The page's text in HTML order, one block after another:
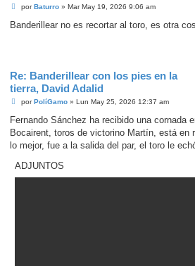
M
n
porBaturro» Mar May 19, 2026 9:06 am
Banderillear no es recortar al toro, es otra
Re: Banderillear con los pies en la
tierra, David Adalid
M
n
a
por PolíGamo» Lun May 25, 2026 12:37 am
Fernando Sánchez ha recibido una cornada
Bocairent, toros de victorino Martín, está en
lo mejor, fue a la salida del par, el toro le
ADJUNTOS